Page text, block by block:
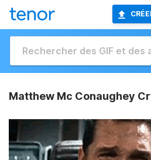
Matthew Mc Conaughey